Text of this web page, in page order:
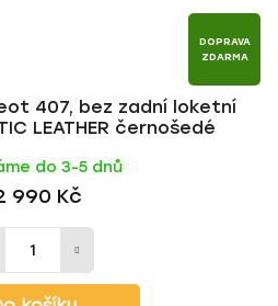
DOPRAVA
ZDARMA
407, bez zadní loketní
LEATHER černošedé
do 3-5 dnů
990 Kč